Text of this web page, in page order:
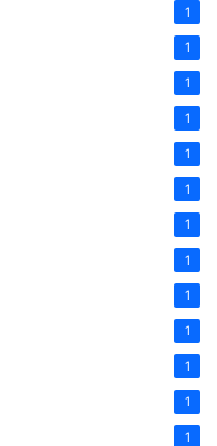
1
1
1
1
1
1
1
1
1
1
1
1
1